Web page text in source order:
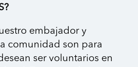
embajador y
comunidad son para
ser voluntarios en